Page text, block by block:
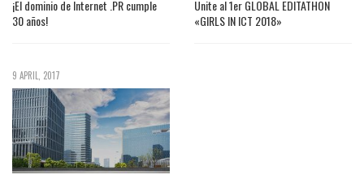
¡El dominio de Internet .PR cumple
30 años!
Unite al 1er GLOBAL EDITATHON
«GIRLS IN ICT 2018»
9 APRIL, 2017